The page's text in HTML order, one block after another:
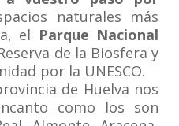
naturales más
el Parque Nacional
de la Biosfera y
por la UNESCO.
de Huelva nos
como los son